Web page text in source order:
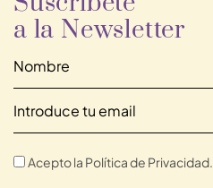
a la Newsletter
Acepto la Política de Privacidad.